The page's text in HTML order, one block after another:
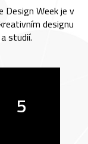
Design Week je v
designu
studií.
5